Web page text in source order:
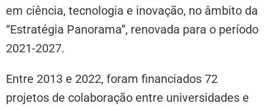
em ciência, tecnologia e inovação, no âmbito da
“Estratégia Panorama”, renovada para o período
2021-2027.
Entre 2013 e 2022, foram financiados 72
projetos de colaboração entre universidades e